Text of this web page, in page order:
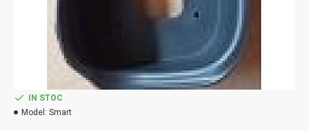
IN STOC
Model: Smart